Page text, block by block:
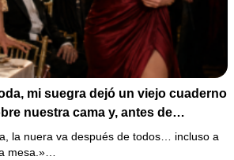
mi suegra dejó un viejo cuaderno
nuestra cama y, antes de
esta familia todos deben cumplir
la nuera va después de todos… incluso a
mesa.»…